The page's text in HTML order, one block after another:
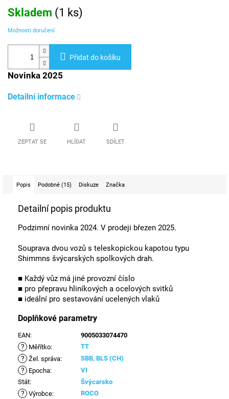
Měrná
cena:
Skladem (1 ks)
Možnosti doručení
Přidat do košíku
Novinka 2025
Detailní informace
ZEPTAT SE HLÍDAT SDÍLET
Popis Podobné (15) Diskuze Značka
Detailní popis produktu
Podzimní novinka 2024. V prodeji březen 2025.
Souprava dvou vozů s teleskopickou kapotou typu
Shimmns švýcarských spolkových drah.
■ Každý vůz má jiné provozní číslo
■ pro přepravu hliníkových a ocelových svitků
■ ideální pro sestavování ucelených vlaků
Doplňkové parametry
EAN: 9005033074470
? Měřítko: TT
? Žel. správa: SBB, BLS (CH)
? Epocha:
VI
Stát: Švýcarsko
? Výrobce:
ROCO